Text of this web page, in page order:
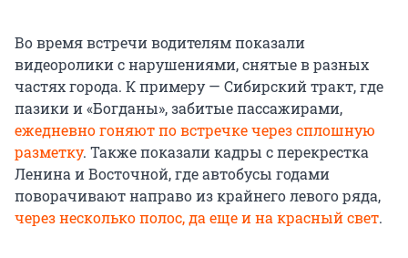
Во время встречи водителям показали
видеоролики с нарушениями, снятые в разных
частях города. К примеру — Сибирский тракт, где
пазики и «Богданы», забитые пассажирами,
ежедневно гоняют по встречке через сплошную
разметку. Также показали кадры с перекрестка
Ленина и Восточной, где автобусы годами
поворачивают направо из крайнего левого ряда,
через несколько полос, да еще и на красный свет.